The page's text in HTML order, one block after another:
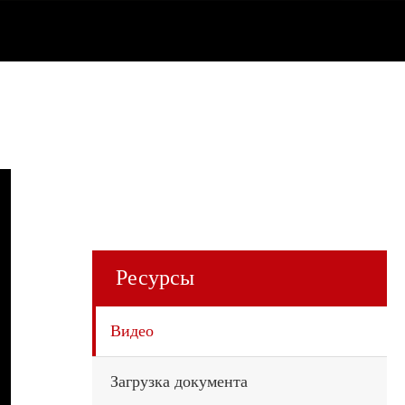
Ресурсы
Видео
Загрузка документа